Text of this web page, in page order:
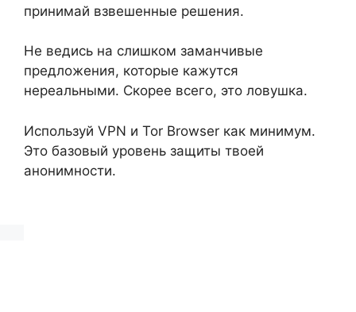
принимай взвешенные решения.
Не ведись на слишком заманчивые
предложения, которые кажутся
нереальными. Скорее всего, это ловушка.
Используй VPN и Tor Browser как минимум.
Это базовый уровень защиты твоей
анонимности.